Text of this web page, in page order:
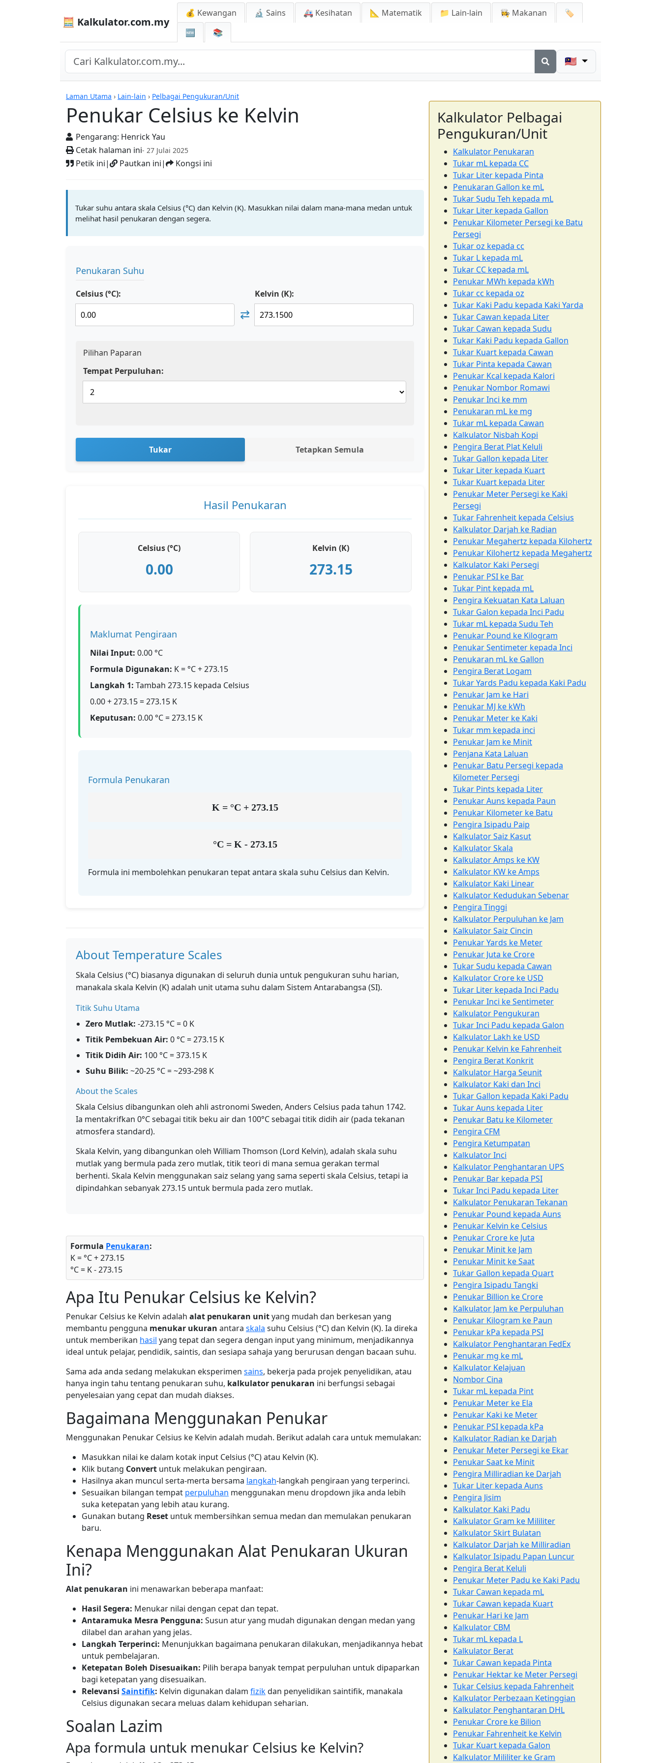
🧮 Kalkulator.com.my
💰 Kewangan 🔬 Sains 🚑 Kesihatan 📐 Matematik 📁 Lain-lain 👩‍🍳 Makanan
🏷️
🆕
📚
🇲🇾
Laman Utama › Lain-lain › Pelbagai Pengukuran/Unit
Penukar Celsius ke Kelvin
Pengarang: Henrick Yau
Cetak halaman ini- 27 Julai 2025
Petik ini| Pautkan ini| Kongsi ini
Kalkulator
Tukar suhu antara skala Celsius (°C) dan Kelvin (K). Masukkan nilai dalam mana-mana medan untuk
melihat hasil penukaran dengan segera.
Penukaran Suhu
Celsius (°C):
⇄
Kelvin (K):
Pilihan Paparan
Tempat Perpuluhan:
Tukar Tetapkan Semula
Hasil Penukaran
Celsius (°C)
0.00
Kelvin (K)
273.15
Maklumat Pengiraan
Nilai Input: 0.00 °C
Formula Digunakan: K = °C + 273.15
Langkah 1: Tambah 273.15 kepada Celsius
0.00 + 273.15 = 273.15 K
Keputusan: 0.00 °C = 273.15 K
Formula Penukaran
K = °C + 273.15
°C = K - 273.15
Formula ini membolehkan penukaran tepat antara skala suhu Celsius dan Kelvin.
About Temperature Scales
Skala Celsius (°C) biasanya digunakan di seluruh dunia untuk pengukuran suhu harian,
manakala skala Kelvin (K) adalah unit utama suhu dalam Sistem Antarabangsa (SI).
Titik Suhu Utama
Zero Mutlak: -273.15 °C = 0 K
Titik Pembekuan Air: 0 °C = 273.15 K
Titik Didih Air: 100 °C = 373.15 K
Suhu Bilik: ~20-25 °C = ~293-298 K
About the Scales
Skala Celsius dibangunkan oleh ahli astronomi Sweden, Anders Celsius pada tahun 1742.
Ia mentakrifkan 0°C sebagai titik beku air dan 100°C sebagai titik didih air (pada tekanan
atmosfera standard).
Skala Kelvin, yang dibangunkan oleh William Thomson (Lord Kelvin), adalah skala suhu
mutlak yang bermula pada zero mutlak, titik teori di mana semua gerakan termal
berhenti. Skala Kelvin menggunakan saiz selang yang sama seperti skala Celsius, tetapi ia
dipindahkan sebanyak 273.15 untuk bermula pada zero mutlak.
Formula Penukaran:
K = °C + 273.15
°C = K - 273.15
Apa Itu Penukar Celsius ke Kelvin?
Penukar Celsius ke Kelvin adalah alat penukaran unityang mudah dan berkesan yang
membantu pengguna menukar ukuran antara skala suhu Celsius (°C) dan Kelvin (K). Ia direka
untuk memberikan hasil yang tepat dan segera dengan input yang minimum, menjadikannya
ideal untuk pelajar, pendidik, saintis, dan sesiapa sahaja yang berurusan dengan bacaan suhu.
Sama ada anda sedang melakukan eksperimen sains, bekerja pada projek penyelidikan, atau
hanya ingin tahu tentang penukaran suhu, kalkulator penukaran ini berfungsi sebagai
penyelesaian yang cepat dan mudah diakses.
Bagaimana Menggunakan Penukar
Menggunakan Penukar Celsius ke Kelvin adalah mudah. Berikut adalah cara untuk memulakan:
Masukkan nilai ke dalam kotak input Celsius (°C) atau Kelvin (K).
Klik butang Convert untuk melakukan pengiraan.
Hasilnya akan muncul serta-merta bersama langkah-langkah pengiraan yang terperinci.
Sesuaikan bilangan tempat perpuluhan menggunakan menu dropdown jika anda lebih
suka ketepatan yang lebih atau kurang.
Gunakan butang Reset untuk membersihkan semua medan dan memulakan penukaran
baru.
Kenapa Menggunakan Alat Penukaran Ukuran
Ini?
Alat penukaran ini menawarkan beberapa manfaat:
Hasil Segera: Menukar nilai dengan cepat dan tepat.
Antaramuka Mesra Pengguna: Susun atur yang mudah digunakan dengan medan yang
dilabel dan arahan yang jelas.
Langkah Terperinci: Menunjukkan bagaimana penukaran dilakukan, menjadikannya hebat
untuk pembelajaran.
Ketepatan Boleh Disesuaikan: Pilih berapa banyak tempat perpuluhan untuk dipaparkan
bagi ketepatan yang disesuaikan.
Relevansi Saintifik: Kelvin digunakan dalam fizikdan penyelidikan saintifik, manakala
Celsius digunakan secara meluas dalam kehidupan seharian.
Soalan Lazim
Apa formula untuk menukar Celsius ke Kelvin?
Kalkulator Pelbagai
Pengukuran/Unit
Kalkulator Penukaran
Tukar mL kepada CC
Tukar Liter kepada Pinta
Penukaran Gallon ke mL
Tukar Sudu Teh kepada mL
Tukar Liter kepada Gallon
Penukar Kilometer Persegi ke Batu
Persegi
Tukar oz kepada cc
Tukar L kepada mL
Tukar CC kepada mL
Penukar MWh kepada kWh
Tukar cc kepada oz
Tukar Kaki Padu kepada Kaki Yarda
Tukar Cawan kepada Liter
Tukar Cawan kepada Sudu
Tukar Kaki Padu kepada Gallon
Tukar Kuart kepada Cawan
Tukar Pinta kepada Cawan
Penukar Kcal kepada Kalori
Penukar Nombor Romawi
Penukar Inci ke mm
Penukaran mL ke mg
Tukar mL kepada Cawan
Kalkulator Nisbah Kopi
Pengira Berat Plat Keluli
Tukar Gallon kepada Liter
Tukar Liter kepada Kuart
Tukar Kuart kepada Liter
Penukar Meter Persegi ke Kaki
Persegi
Tukar Fahrenheit kepada Celsius
Kalkulator Darjah ke Radian
Penukar Megahertz kepada Kilohertz
Penukar Kilohertz kepada Megahertz
Kalkulator Kaki Persegi
Penukar PSI ke Bar
Tukar Pint kepada mL
Pengira Kekuatan Kata Laluan
Tukar Galon kepada Inci Padu
Tukar mL kepada Sudu Teh
Penukar Pound ke Kilogram
Penukar Sentimeter kepada Inci
Penukaran mL ke Gallon
Pengira Berat Logam
Tukar Yards Padu kepada Kaki Padu
Penukar Jam ke Hari
Penukar MJ ke kWh
Penukar Meter ke Kaki
Tukar mm kepada inci
Penukar Jam ke Minit
Penjana Kata Laluan
Penukar Batu Persegi kepada
Kilometer Persegi
Tukar Pints kepada Liter
Penukar Auns kepada Paun
Penukar Kilometer ke Batu
Pengira Isipadu Paip
Kalkulator Saiz Kasut
Kalkulator Skala
Kalkulator Amps ke KW
Kalkulator KW ke Amps
Kalkulator Kaki Linear
Kalkulator Kedudukan Sebenar
Pengira Tinggi
Kalkulator Perpuluhan ke Jam
Kalkulator Saiz Cincin
Penukar Yards ke Meter
Penukar Juta ke Crore
Tukar Sudu kepada Cawan
Kalkulator Crore ke USD
Tukar Liter kepada Inci Padu
Penukar Inci ke Sentimeter
Kalkulator Pengukuran
Tukar Inci Padu kepada Galon
Kalkulator Lakh ke USD
Penukar Kelvin ke Fahrenheit
Pengira Berat Konkrit
Kalkulator Harga Seunit
Kalkulator Kaki dan Inci
Tukar Gallon kepada Kaki Padu
Tukar Auns kepada Liter
Penukar Batu ke Kilometer
Pengira CFM
Pengira Ketumpatan
Kalkulator Inci
Kalkulator Penghantaran UPS
Penukar Bar kepada PSI
Tukar Inci Padu kepada Liter
Kalkulator Penukaran Tekanan
Penukar Pound kepada Auns
Penukar Kelvin ke Celsius
Penukar Crore ke Juta
Penukar Minit ke Jam
Penukar Minit ke Saat
Tukar Gallon kepada Quart
Pengira Isipadu Tangki
Penukar Billion ke Crore
Kalkulator Jam ke Perpuluhan
Penukar Kilogram ke Paun
Penukar kPa kepada PSI
Kalkulator Penghantaran FedEx
Penukar mg ke mL
Kalkulator Kelajuan
Nombor Cina
Tukar mL kepada Pint
Penukar Meter ke Ela
Penukar Kaki ke Meter
Penukar PSI kepada kPa
Kalkulator Radian ke Darjah
Penukar Meter Persegi ke Ekar
Penukar Saat ke Minit
Pengira Milliradian ke Darjah
Tukar Liter kepada Auns
Pengira Jisim
Kalkulator Kaki Padu
Kalkulator Gram ke Mililiter
Kalkulator Skirt Bulatan
Kalkulator Darjah ke Milliradian
Kalkulator Isipadu Papan Luncur
Pengira Berat Keluli
Penukar Meter Padu ke Kaki Padu
Tukar Cawan kepada mL
Tukar Cawan kepada Kuart
Penukar Hari ke Jam
Kalkulator CBM
Tukar mL kepada L
Kalkulator Berat
Tukar Cawan kepada Pinta
Penukar Hektar ke Meter Persegi
Tukar Celsius kepada Fahrenheit
Kalkulator Perbezaan Ketinggian
Kalkulator Penghantaran DHL
Penukar Crore ke Bilion
Penukar Fahrenheit ke Kelvin
Tukar Kuart kepada Galon
Kalkulator Mililiter ke Gram